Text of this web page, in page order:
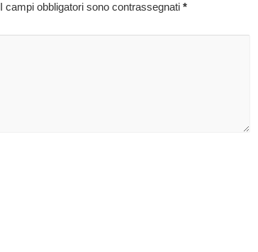
I campi obbligatori sono contrassegnati *